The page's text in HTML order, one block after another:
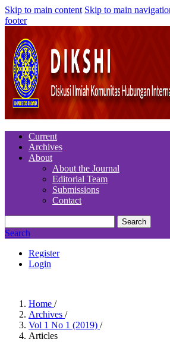
Skip to main content Skip to main
footer
Current
Archives
About
About the Journal
Editorial Team
Submissions
Contact
Search
Search
Register
Login
Home /
Archives /
Vol 1 No 1 (2019) /
Articles